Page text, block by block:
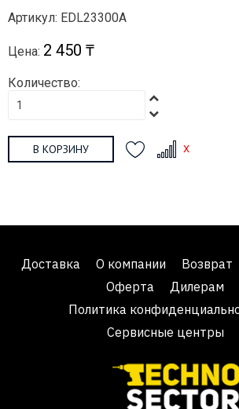
Артикул: EDL23300A
Цена: 2 450 ₸
Количество:
В КОРЗИНУ
Доставка О компании Возврат
Оферта
Дилерам
Политика
Сервисные центры